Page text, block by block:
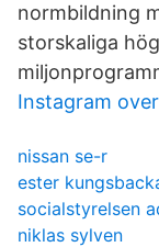
normbildning
storskaliga
Instagram
nissan se-r
ester
socialstyrelsen
niklas sylven